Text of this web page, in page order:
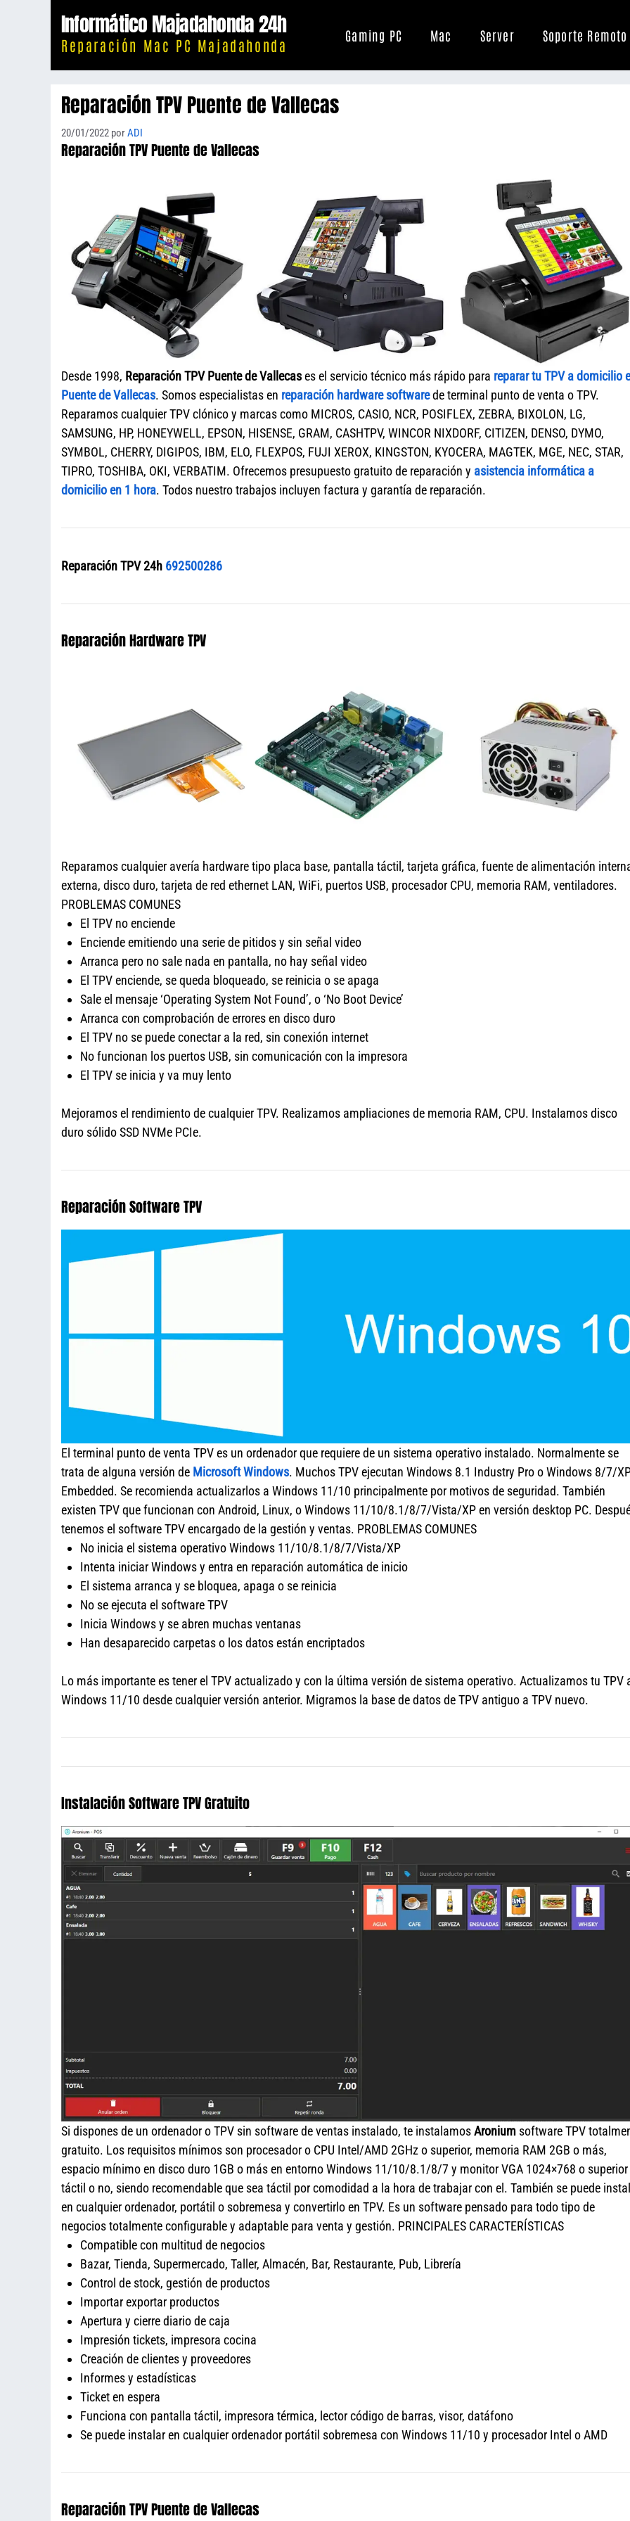
Informático Majadahonda 24h
Reparación Mac PC Majadahonda
Gaming PC Mac Server Soporte Remoto
Reparación TPV Puente de Vallecas
20/01/2022 porADI
Reparación TPV Puente de Vallecas
Desde 1998, Reparación TPV Puente de Vallecases el servicio técnico más rápido para reparar tu TPV a domicilio
Puente de Vallecas. Somos especialistas en reparación hardware softwarede terminal punto de venta o TPV.
Reparamos cualquier TPV clónico y marcas como MICROS, CASIO, NCR, POSIFLEX, ZEBRA, BIXOLON, LG,
SAMSUNG, HP, HONEYWELL, EPSON, HISENSE, GRAM, CASHTPV, WINCOR NIXDORF, CITIZEN, DENSO, DYMO,
SYMBOL, CHERRY, DIGIPOS, IBM, ELO, FLEXPOS, FUJI XEROX, KINGSTON, KYOCERA, MAGTEK, MGE, NEC, STAR,
TIPRO, TOSHIBA, OKI, VERBATIM. Ofrecemos presupuesto gratuito de reparación y asistencia informática a
domicilio en 1 hora. Todos nuestro trabajos incluyen factura y garantía de reparación.
Reparación TPV 24h 692500286
Reparación Hardware TPV
Reparamos cualquier avería hardware tipo placa base, pantalla táctil, tarjeta gráfica, fuente de alimentación
externa, disco duro, tarjeta de red ethernet LAN, WiFi, puertos USB, procesador CPU, memoria RAM, ventiladores.
PROBLEMAS COMUNES
El TPV no enciende
Enciende emitiendo una serie de pitidos y sin señal video
Arranca pero no sale nada en pantalla, no hay señal video
El TPV enciende, se queda bloqueado, se reinicia o se apaga
Sale el mensaje ‘Operating System Not Found’, o ‘No Boot Device’
Arranca con comprobación de errores en disco duro
El TPV no se puede conectar a la red, sin conexión internet
No funcionan los puertos USB, sin comunicación con la impresora
El TPV se inicia y va muy lento
Mejoramos el rendimiento de cualquier TPV. Realizamos ampliaciones de memoria RAM, CPU. Instalamos disco
duro sólido SSD NVMe PCIe.
Reparación Software TPV
El terminal punto de venta TPV es un ordenador que requiere de un sistema operativo instalado. Normalmente se
trata de alguna versión de Microsoft Windows. Muchos TPV ejecutan Windows 8.1 Industry Pro o Windows 8/7/
Embedded. Se recomienda actualizarlos a Windows 11/10 principalmente por motivos de seguridad. También
existen TPV que funcionan con Android, Linux, o Windows 11/10/8.1/8/7/Vista/XP en versión desktop PC.
tenemos el software TPV encargado de la gestión y ventas. PROBLEMAS COMUNES
No inicia el sistema operativo Windows 11/10/8.1/8/7/Vista/XP
Intenta iniciar Windows y entra en reparación automática de inicio
El sistema arranca y se bloquea, apaga o se reinicia
No se ejecuta el software TPV
Inicia Windows y se abren muchas ventanas
Han desaparecido carpetas o los datos están encriptados
Lo más importante es tener el TPV actualizado y con la última versión de sistema operativo. Actualizamos tu TPV
Windows 11/10 desde cualquier versión anterior. Migramos la base de datos de TPV antiguo a TPV nuevo.
Instalación Software TPV Gratuito
Si dispones de un ordenador o TPV sin software de ventas instalado, te instalamosAronium software TPV
gratuito. Los requisitos mínimos son procesador o CPU Intel/AMD 2GHz o superior, memoria RAM 2GB o más,
espacio mínimo en disco duro 1GB o más en entorno Windows 11/10/8.1/8/7 y monitor VGA 1024×768 o superior
táctil o no, siendo recomendable que sea táctil por comodidad a la hora de trabajar con el. También se puede
en cualquier ordenador, portátil o sobremesa y convertirlo en TPV. Es un software pensado para todo tipo de
negocios totalmente configurable y adaptable para venta y gestión. PRINCIPALES CARACTERÍSTICAS
Compatible con multitud de negocios
Bazar, Tienda, Supermercado, Taller, Almacén, Bar, Restaurante, Pub, Librería
Control de stock, gestión de productos
Importar exportar productos
Apertura y cierre diario de caja
Impresión tickets, impresora cocina
Creación de clientes y proveedores
Informes y estadísticas
Ticket en espera
Funciona con pantalla táctil, impresora térmica, lector código de barras, visor, datáfono
Se puede instalar en cualquier ordenador portátil sobremesa con Windows 11/10 y procesador Intel o AMD
Reparación TPV Puente de Vallecas